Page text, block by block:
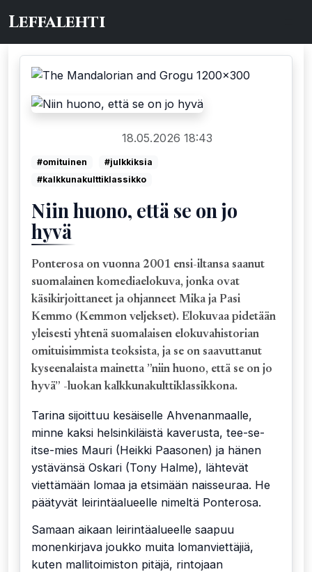
Leffalehti
18.05.2026 18:43
#omituinen
#julkkiksia
#kalkkunakulttiklassikko
Niin huono, että se on jo
hyvä
Ponterosa on vuonna 2001 ensi-iltansa saanut
suomalainen komediaelokuva, jonka ovat
käsikirjoittaneet ja ohjanneet Mika ja Pasi
Kemmo (Kemmon veljekset). Elokuvaa pidetään
yleisesti yhtenä suomalaisen elokuvahistorian
omituisimmista teoksista, ja se on saavuttanut
kyseenalaista mainetta ”niin huono, että se on jo
hyvä” -luokan kalkkunakulttiklassikkona.
Tarina sijoittuu kesäiselle Ahvenanmaalle,
minne kaksi helsinkiläistä kaverusta, tee-se-
itse-mies Mauri (Heikki Paasonen) ja hänen
ystävänsä Oskari (Tony Halme), lähtevät
viettämään lomaa ja etsimään naisseuraa. He
päätyvät leirintäalueelle nimeltä Ponterosa.
Samaan aikaan leirintäalueelle saapuu
monenkirjava joukko muita lomanviettäjiä,
kuten mallitoimiston pitäjä, rintojaan